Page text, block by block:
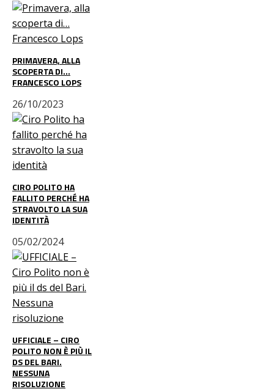
PRIMAVERA, ALLA
SCOPERTA DI…
FRANCESCO LOPS
26/10/2023
CIRO POLITO HA
FALLITO PERCHÉ HA
STRAVOLTO LA SUA
IDENTITÀ
05/02/2024
UFFICIALE – CIRO
POLITO NON È PIÙ IL
DS DEL BARI.
NESSUNA
RISOLUZIONE